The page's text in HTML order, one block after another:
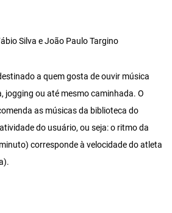
Silva e João Paulo Targino
a quem gosta de ouvir música
jogging ou até mesmo caminhada. O
as músicas da biblioteca do
do usuário, ou seja: o ritmo da
corresponde à velocidade do atleta